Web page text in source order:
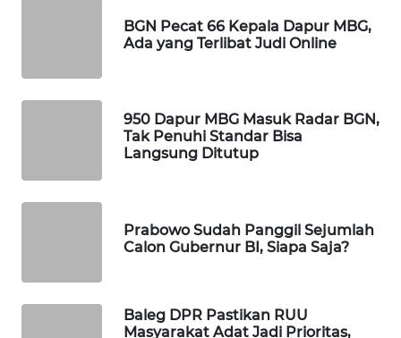
BGN Pecat 66 Kepala Dapur MBG,
Ada yang Terlibat Judi Online
950 Dapur MBG Masuk Radar BGN,
Tak Penuhi Standar Bisa
Langsung Ditutup
Prabowo Sudah Panggil Sejumlah
Calon Gubernur BI, Siapa Saja?
Baleg DPR Pastikan RUU
Masyarakat Adat Jadi Prioritas,
PERSONA
HEALTH